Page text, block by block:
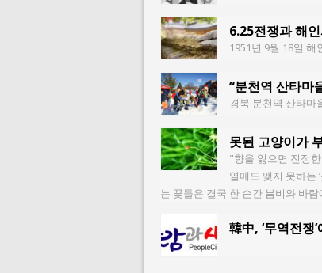
6.25전쟁과 해
1951년 9월 18일
“분천역 산타마
경북 분천역 산타마
못된 고양이가
"향을 잃으면 진정
열매도 맺지 못하는
는 꽃들은 결국 한 순간 봄비와 바
韓中, ‘무역전쟁